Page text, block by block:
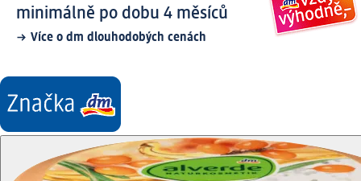
minimálně po dobu 4 měsíců
Více o dm dlouhodobých cenách